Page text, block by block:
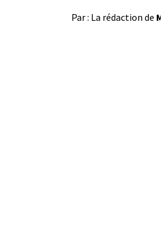
Par : La rédaction de